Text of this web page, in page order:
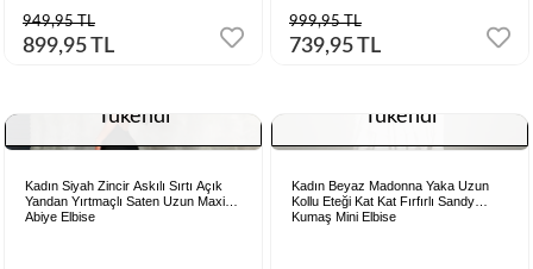
949,95 TL
899,95 TL
999,95 TL
739,95 TL
Tükendi
Kadın Siyah Zincir Askılı Sırtı Açık
Yandan Yırtmaçlı Saten Uzun Maxi
Abiye Elbise
Tükendi
Kadın Beyaz Madonna Yaka Uzun
Kollu Eteği Kat Kat Fırfırlı Sandy
Kumaş Mini Elbise